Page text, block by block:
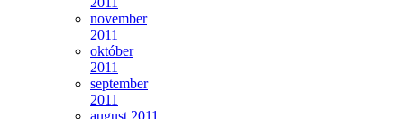
november
2011
október
2011
september
2011
august 2011